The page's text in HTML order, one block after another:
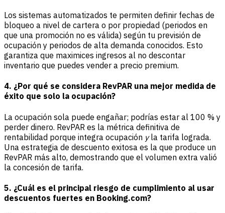
Los sistemas automatizados te permiten definir fechas de
bloqueo a nivel de cartera o por propiedad (periodos en
que una promoción no es válida) según tu previsión de
ocupación y periodos de alta demanda conocidos. Esto
garantiza que maximices ingresos al no descontar
inventario que puedes vender a precio premium.
4. ¿Por qué se considera RevPAR una mejor medida de
éxito que solo la ocupación?
La ocupación sola puede engañar; podrías estar al 100 % y
perder dinero. RevPAR es la métrica definitiva de
rentabilidad porque integra ocupación yla tarifa lograda.
Una estrategia de descuento exitosa es la que produce un
RevPAR más alto, demostrando que el volumen extra valió
la concesión de tarifa.
5. ¿Cuál es el principal riesgo de cumplimiento al usar
descuentos fuertes en Booking.com?